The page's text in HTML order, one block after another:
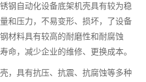
钢自动化设备底架机壳具有较为稳
和压力，不易变形、损坏，了设备
材料具有较高的耐磨性和耐腐蚀
命，减少企业的维修、更换成本。
，具有抗压、抗震、抗腐蚀等多种